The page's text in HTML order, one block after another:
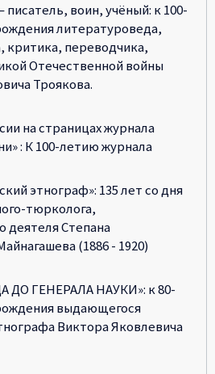
писатель, воин, учёный: к 100-
литературоведа,
критика, переводчика,
Отечественной войны
Троякова.
на страницах журнала
: К 100-летию журнала
этнограф»: 135 лет со дня
тюрколога,
деятеля Степана
(1886 - 1920)
ДО ГЕНЕРАЛА НАУКИ»: к 80-
выдающегося
Виктора Яковлевича